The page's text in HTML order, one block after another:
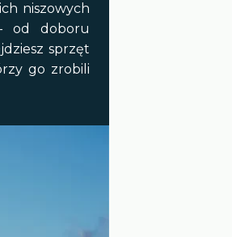
niszowych
od doboru
sprzęt
go zrobili